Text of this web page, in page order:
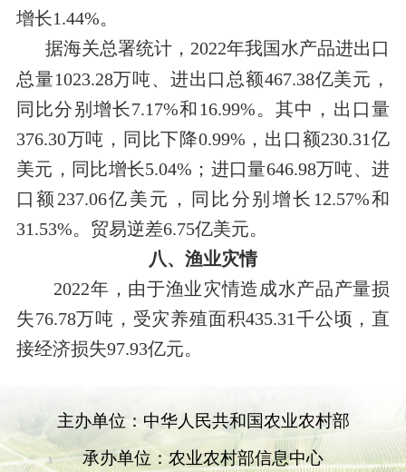
增长1.44%。
据海关总署统计，2022年我国水产品进出口
总量1023.28万吨、进出口总额467.38亿美元，
同比分别增长7.17%和16.99%。其中，出口量
376.30万吨，同比下降0.99%，出口额230.31亿
美元，同比增长5.04% ； 进口量646.98万吨、进
口额237.06亿美元，同比分别增长12.57%和
31.53%。贸易逆差6.75亿美元。
八、渔业灾情
2022年，由于渔业灾情造成水产品产量损
失76.78万吨，受灾养殖面积435.31千公顷，直
接经济损失97.93亿元。
主办单位：中华人民共和国农业农村部
承办单位：农业农村部信息中心